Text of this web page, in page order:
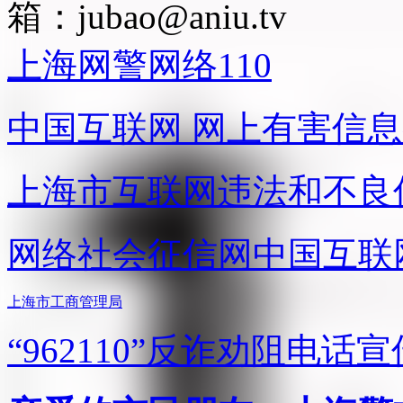
箱： jubao@aniu.tv
上海网警网络110
中国互联网 网上有害信
上海市互联网违法和不
网络社会征信网 中国互
上海市工商管理局
“962110”反诈劝阻电话宣